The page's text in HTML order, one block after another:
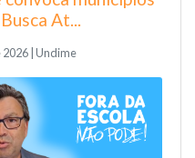
At...
| Undime